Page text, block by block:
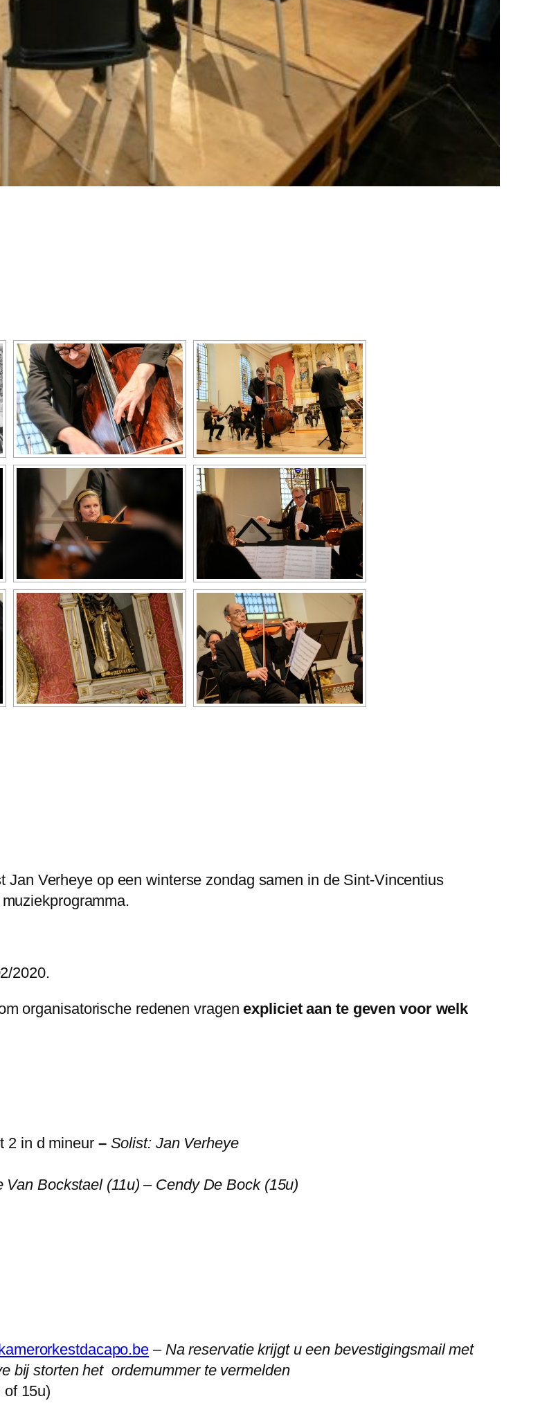
Verheye op een winterse zondag samen in de Sint-Vincentius
2020.
organisatorische redenen vragenexpliciet aan te geven voor welk
2 in d mineur– Solist: Jan Verheye
Van Bockstael (11u) – Cendy De Bock (15u)
– Na reservatie krijgt u een bevestigingsmail met
bij storten het ordernummer te vermelden
of 15u)